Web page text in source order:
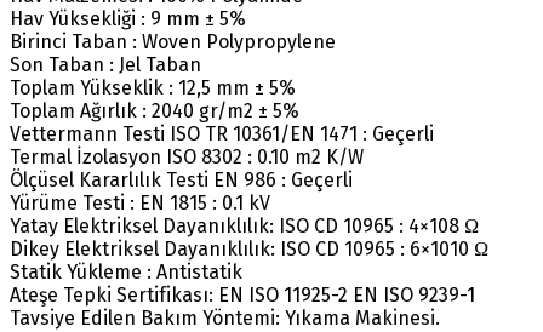
Hav Yüksekliği : 9 mm ± 5%
Birinci Taban : Woven Polypropylene
Son Taban : Jel Taban
Toplam Yükseklik : 12,5 mm ± 5%
Toplam Ağırlık : 2040 gr/m2 ± 5%
Vettermann Testi ISO TR 10361/EN 1471 : Geçerli
Termal İzolasyon ISO 8302 : 0.10 m2 K/W
Ölçüsel Kararlılık Testi EN 986 : Geçerli
Yürüme Testi : EN 1815 : 0.1 kV
Yatay Elektriksel Dayanıklılık: ISO CD 10965 : 4×108 Ω
Dikey Elektriksel Dayanıklılık: ISO CD 10965 : 6×1010 Ω
Statik Yükleme : Antistatik
Ateşe Tepki Sertifikası: EN ISO 11925-2 EN ISO 9239-1
Tavsiye Edilen Bakım Yöntemi: Yıkama Makinesi.